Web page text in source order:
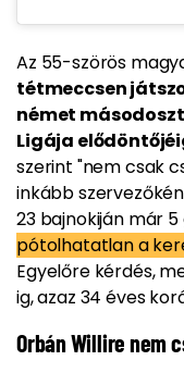
Az 55-szörös
tétmeccsen
német
Ligája
szerint "nem csak
inkább
23 bajnokiján már
pótolhatatlan a
Egyelőre kérdés,
ig, azaz 34 éves
Orbán Willire nem